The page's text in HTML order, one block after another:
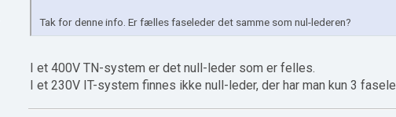
Tak for denne info. Er fælles faseleder det samme som nul-lederen?
I et 400V TN-system er det null-leder som er felles.
I et 230V IT-system finnes ikke null-leder, der har man kun 3